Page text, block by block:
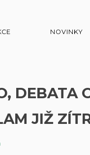
NOVINKY
DEBATA
JIŽ